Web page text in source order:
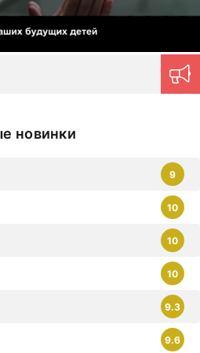
найти нужный контент.
клубзагружаются ежедневно,
немедленно, чтобы не
дорамы, которыми
фильмы можно смотреть на
новинки
9.6
9.3
10
10
10
9